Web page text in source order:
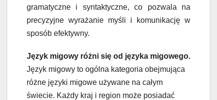
gramatyczne i syntaktyczne, co pozwala na
precyzyjne wyrażanie myśli i komunikację w
sposób efektywny.
Język migowy różni się od języka migowego.
Język migowy to ogólna kategoria obejmująca
różne języki migowe używane na całym
świecie. Każdy kraj i region może posiadać